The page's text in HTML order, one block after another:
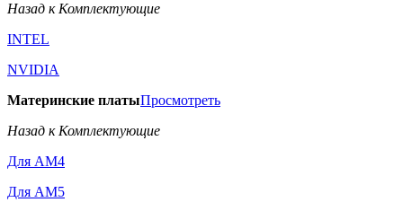
Назад к Комплектующие
INTEL
NVIDIA
Материнские платыПросмотреть
Назад к Комплектующие
Для AM4
Для AM5